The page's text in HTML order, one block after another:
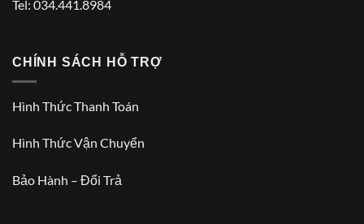
Tel: 034.441.8984
CHÍNH SÁCH HỖ TRỢ
Hình Thức Thanh Toán
Hình Thức Vận Chuyển
Bảo Hành – Đổi Trả